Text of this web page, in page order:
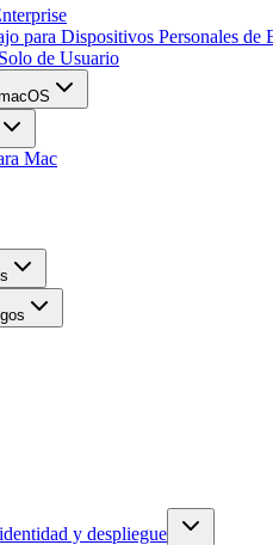
para Dispositivos Personales de
de Usuario
Mac
y despliegue